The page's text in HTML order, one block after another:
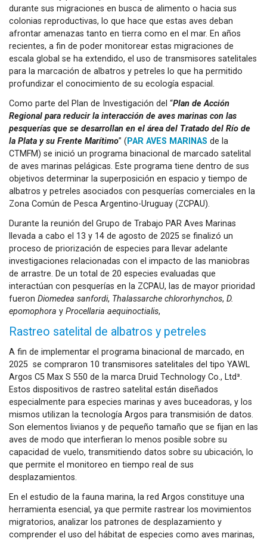
durante sus migraciones en busca de alimento o hacia sus
colonias reproductivas, lo que hace que estas aves deban
afrontar amenazas tanto en tierra como en el mar. En años
recientes, a fin de poder monitorear estas migraciones de
escala global se ha extendido, el uso de transmisores satelitales
para la marcación de albatros y petreles lo que ha permitido
profundizar el conocimiento de su ecología espacial.
Como parte del Plan de Investigación del “Plan de Acción
Regional para reducir la interacción de aves marinas con las
pesquerías que se desarrollan en el área del Tratado del Río de
la Plata y su Frente Marítimo” (PAR AVES MARINAS de la
CTMFM) se inició un programa binacional de marcado satelital
de aves marinas pelágicas. Este programa tiene dentro de sus
objetivos determinar la superposición en espacio y tiempo de
albatros y petreles asociados con pesquerías comerciales en la
Zona Común de Pesca Argentino-Uruguay (ZCPAU).
Durante la reunión del Grupo de Trabajo PAR Aves Marinas
llevada a cabo el 13 y 14 de agosto de 2025 se finalizó un
proceso de priorización de especies para llevar adelante
investigaciones relacionadas con el impacto de las maniobras
de arrastre. De un total de 20 especies evaluadas que
interactúan con pesquerías en la ZCPAU, las de mayor prioridad
fueron Diomedea sanfordi, Thalassarche chlororhynchos, D.
epomophora y Procellaria aequinoctialis,
Rastreo satelital de albatros y petreles
A fin de implementar el programa binacional de marcado, en
2025 se compraron 10 transmisores satelitales del tipo YAWL
Argos C5 Max S 550 de la marca Druid Technology Co., Ltd³.
Estos dispositivos de rastreo satelital están diseñados
especialmente para especies marinas y aves buceadoras, y los
mismos utilizan la tecnología Argos para transmisión de datos.
Son elementos livianos y de pequeño tamaño que se fijan en las
aves de modo que interfieran lo menos posible sobre su
capacidad de vuelo, transmitiendo datos sobre su ubicación, lo
que permite el monitoreo en tiempo real de sus
desplazamientos.
En el estudio de la fauna marina, la red Argos constituye una
herramienta esencial, ya que permite rastrear los movimientos
migratorios, analizar los patrones de desplazamiento y
comprender el uso del hábitat de especies como aves marinas,